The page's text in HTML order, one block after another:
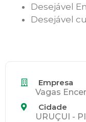
Desejável
Desejável
Empresa
Vagas
Cidade
URUÇUI - PI